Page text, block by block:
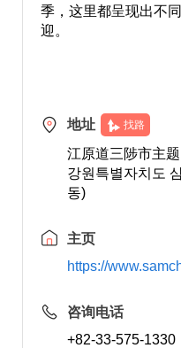
季，这里都呈现出不
迎。
地址 找路
江原道三陟市主
강원특별자치도
동)
主页
https://
咨询电话
+82-33-575-1330